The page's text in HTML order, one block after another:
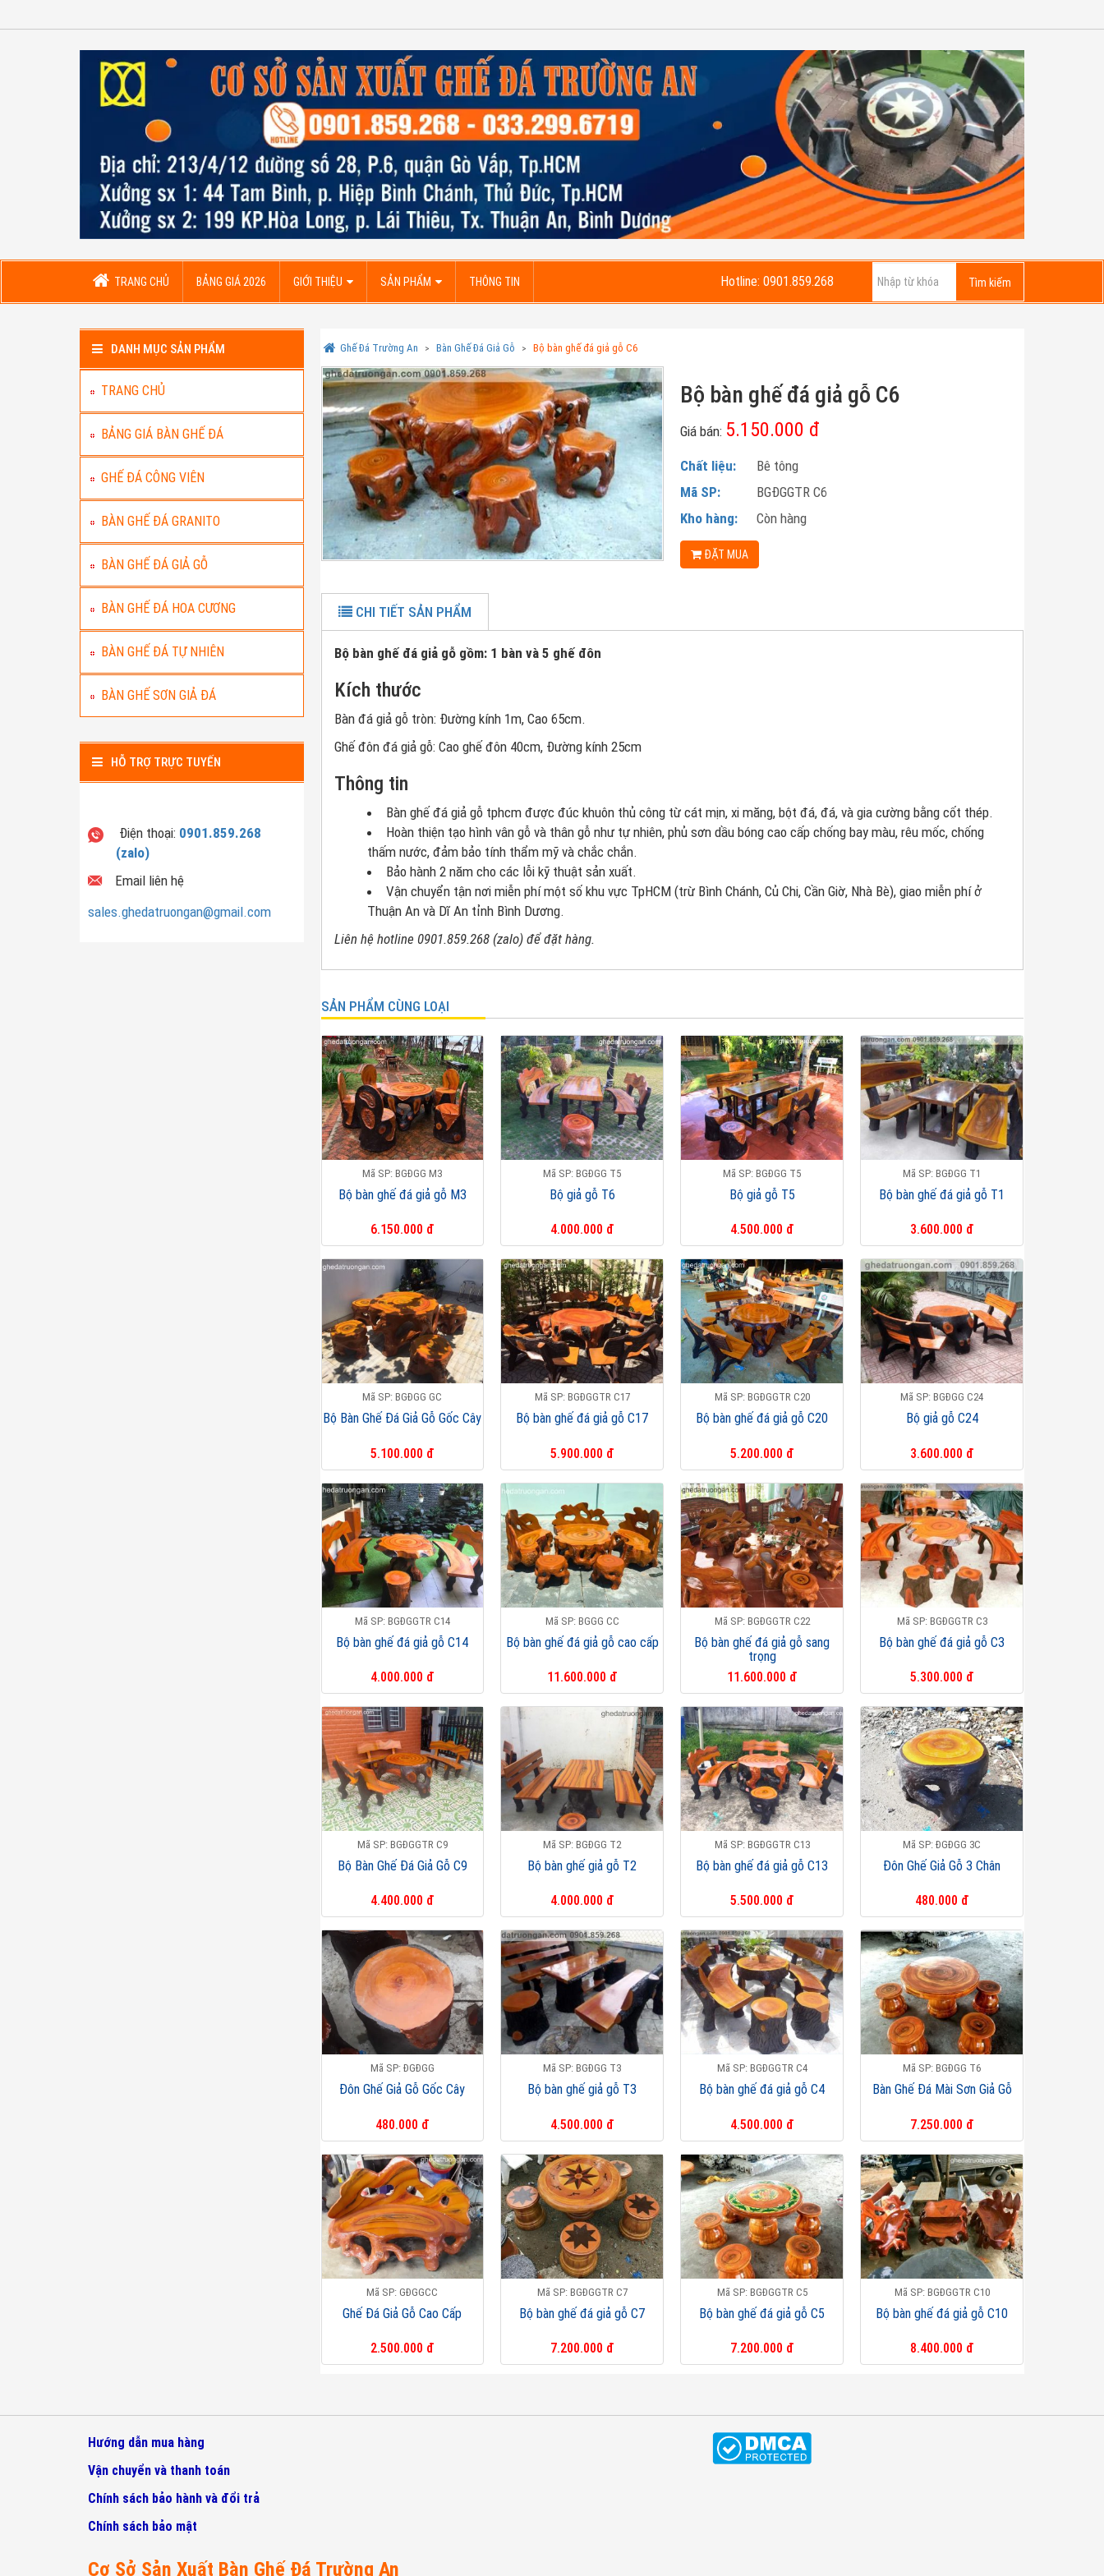
TRANG CHỦ BẢNG GIÁ 2026 GIỚI THIỆU SẢN PHẨM THÔNG TIN Hotline: 0901.859.268 Tìm kiếm sản phẩm hoặc bài viết
Tìm kiếm
DANH MỤC SẢN PHẨM
TRANG CHỦ
BẢNG GIÁ BÀN GHẾ ĐÁ
GHẾ ĐÁ CÔNG VIÊN
BÀN GHẾ ĐÁ GRANITO
BÀN GHẾ ĐÁ GIẢ GỖ
BÀN GHẾ ĐÁ HOA CƯƠNG
BÀN GHẾ ĐÁ TỰ NHIÊN
BÀN GHẾ SƠN GIẢ ĐÁ
HỖ TRỢ TRỰC TUYẾN
Điện thoại: 0901.859.268
(zalo)
Email liên hệ
sales.ghedatruongan@gmail.com
Ghế Đá Trường An Bàn Ghế Đá Giả Gỗ Bộ bàn ghế đá giả gỗ C6
Bộ bàn ghế đá giả gỗ C6
Giá bán: 5.150.000 đ
Chất liệu:
Bê tông
Mã SP:
BGĐGGTR C6
Kho hàng:
Còn hàng
ĐẶT MUA
CHI TIẾT SẢN PHẨM
Bộ bàn ghế đá giả gỗ gồm: 1 bàn và 5 ghế đôn
Kích thước
Bàn đá giả gỗ tròn: Đường kính 1m, Cao 65cm.
Ghế đôn đá giả gỗ: Cao ghế đôn 40cm, Đường kính 25cm
Thông tin
Bàn ghế đá giả gỗ tphcm được đúc khuôn thủ công từ cát mịn, xi măng, bột đá, đá, và gia cường bằng cốt thép.
Hoàn thiện tạo hình vân gỗ và thân gỗ như tự nhiên, phủ sơn dầu bóng cao cấp chống bay màu, rêu mốc, chống
thấm nước, đảm bảo tính thẩm mỹ và chắc chắn.
Bảo hành 2 năm cho các lỗi kỹ thuật sản xuất.
Vận chuyển tận nơi miễn phí một số khu vực TpHCM (trừ Bình Chánh, Củ Chi, Cần Giờ, Nhà Bè), giao miễn phí ở
Thuận An và Dĩ An tỉnh Bình Dương.
Liên hệ hotline 0901.859.268 (zalo) để đặt hàng.
SẢN PHẨM CÙNG LOẠI
Mã SP: BGĐGG M3
Bộ bàn ghế đá giả gỗ M3
6.150.000 đ
Mã SP: BGĐGG T5
Bộ giả gỗ T6
4.000.000 đ
Mã SP: BGĐGG T5
Bộ giả gỗ T5
4.500.000 đ
Mã SP: BGĐGG T1
Bộ bàn ghế đá giả gỗ T1
3.600.000 đ
Mã SP: BGĐGG GC
Bộ Bàn Ghế Đá Giả Gỗ Gốc Cây
5.100.000 đ
Mã SP: BGĐGGTR C17
Bộ bàn ghế đá giả gỗ C17
5.900.000 đ
Mã SP: BGĐGGTR C20
Bộ bàn ghế đá giả gỗ C20
5.200.000 đ
Mã SP: BGĐGG C24
Bộ giả gỗ C24
3.600.000 đ
Mã SP: BGĐGGTR C14
Bộ bàn ghế đá giả gỗ C14
4.000.000 đ
Mã SP: BGGG CC
Bộ bàn ghế đá giả gỗ cao cấp
11.600.000 đ
Mã SP: BGĐGGTR C22
Bộ bàn ghế đá giả gỗ sang
trọng
11.600.000 đ
Mã SP: BGĐGGTR C3
Bộ bàn ghế đá giả gỗ C3
5.300.000 đ
Mã SP: BGĐGGTR C9
Bộ Bàn Ghế Đá Giả Gỗ C9
4.400.000 đ
Mã SP: BGĐGG T2
Bộ bàn ghế giả gỗ T2
4.000.000 đ
Mã SP: BGĐGGTR C13
Bộ bàn ghế đá giả gỗ C13
5.500.000 đ
Mã SP: ĐGĐGG 3C
Đôn Ghế Giả Gỗ 3 Chân
480.000 đ
Mã SP: ĐGĐGG
Đôn Ghế Giả Gỗ Gốc Cây
480.000 đ
Mã SP: BGĐGG T3
Bộ bàn ghế giả gỗ T3
4.500.000 đ
Mã SP: BGĐGGTR C4
Bộ bàn ghế đá giả gỗ C4
4.500.000 đ
Mã SP: BGĐGG T6
Bàn Ghế Đá Mài Sơn Giả Gỗ
7.250.000 đ
Mã SP: GĐGGCC
Ghế Đá Giả Gỗ Cao Cấp
2.500.000 đ
Mã SP: BGĐGGTR C7
Bộ bàn ghế đá giả gỗ C7
7.200.000 đ
Mã SP: BGĐGGTR C5
Bộ bàn ghế đá giả gỗ C5
7.200.000 đ
Mã SP: BGĐGGTR C10
Bộ bàn ghế đá giả gỗ C10
8.400.000 đ
Hướng dẫn mua hàng
Vận chuyển và thanh toán
Chính sách bảo hành và đổi trả
Chính sách bảo mật
Cơ Sở Sản Xuất Bàn Ghế Đá Trường An